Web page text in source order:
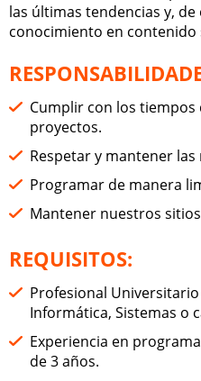
las últimas tendencias y,
conocimiento en contenido
Cumplir con los tiempos
proyectos.
Respetar y mantener
Programar de manera
Mantener nuestros
REQUISITOS:
Profesional
Informática, Sistemas o
Experiencia en
de 3 años.